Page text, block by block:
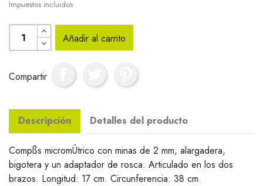
Impuestos incluidos
Añadir al carrito
Compartir
Descripción Detalles del producto
Compßs micromÚtrico con minas de 2 mm, alargadera,
bigotera y un adaptador de rosca. Articulado en los dos
brazos. Longitud: 17 cm. Circunferencia: 38 cm.